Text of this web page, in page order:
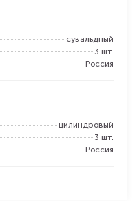
сувальдный
3 шт.
Россия
цилиндровый
3 шт.
Россия